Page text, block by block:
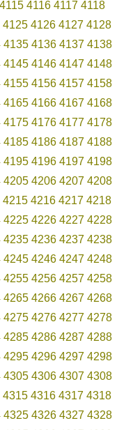
4115 4116 4117 4118
4125 4126 4127 4128
4135 4136 4137 4138
4145 4146 4147 4148
4155 4156 4157 4158
4165 4166 4167 4168
4175 4176 4177 4178
4185 4186 4187 4188
4195 4196 4197 4198
4205 4206 4207 4208
4215 4216 4217 4218
4225 4226 4227 4228
4235 4236 4237 4238
4245 4246 4247 4248
4255 4256 4257 4258
4265 4266 4267 4268
4275 4276 4277 4278
4285 4286 4287 4288
4295 4296 4297 4298
4305 4306 4307 4308
4315 4316 4317 4318
4325 4326 4327 4328